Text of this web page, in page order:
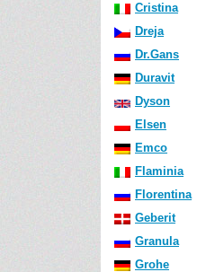
Cristina
Dreja
Dr.Gans
Duravit
Dyson
Elsen
Emco
Flaminia
Florentina
Geberit
Granula
Grohe